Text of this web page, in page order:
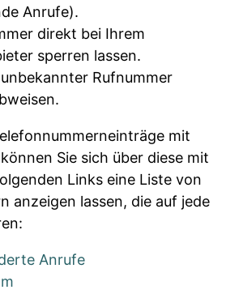
Anrufe).
direkt bei Ihrem
sperren lassen.
Rufnummer
mit
Sie sich über diese mit
Links eine Liste von
anzeigen lassen, die auf jede
Anrufe